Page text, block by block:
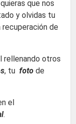
que nos
y olvidas tu
de
rellenando otros
, tu foto de
el
.